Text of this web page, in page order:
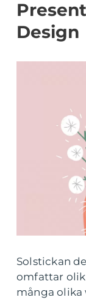
Design
Solstickan
omfattar
många olika